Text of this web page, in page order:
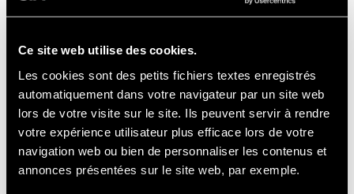
Ce site web utilise des cookies.
Les cookies sont des petits fichiers textes enregistrés
automatiquement dans votre navigateur par un site web
lors de votre visite sur le site. Ils peuvent servir à rendre
votre expérience utilisateur plus efficace lors de votre
navigation web ou bien de personnaliser les contenus et
annonces présentées sur le site web, par exemple.
sociale :œuvrer à la définition d’une
et alignée sur la trajectoire de
transformation de chaque
entreprise.
Accompagnement humain des
transformations :analyser les
niveaux de rupture pour définir et